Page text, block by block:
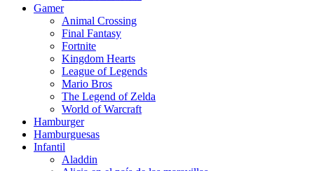
Gamer
Animal Crossing
Final Fantasy
Fortnite
Kingdom Hearts
League of Legends
Mario Bros
The Legend of Zelda
World of Warcraft
Hamburger
Hamburguesas
Infantil
Aladdin